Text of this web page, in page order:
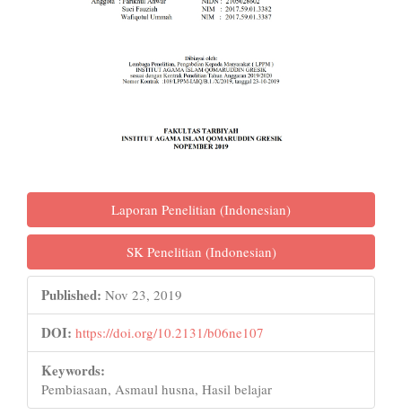
Laporan Penelitian (Indonesian)
SK Penelitian (Indonesian)
Published: Nov 23, 2019
DOI: https://doi.org/10.2131/b06ne107
Keywords:
Pembiasaan, Asmaul husna, Hasil belajar